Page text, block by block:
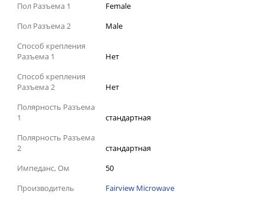
Пол Разъема 1
Female
Пол Разъема 2
Male
Способ крепления
Разъема 1
Нет
Способ крепления
Разъема 2
Нет
Полярность Разъема
1
стандартная
Полярность Разъема
2
стандартная
Импеданс, Ом
50
Производитель
Fairview Microwave